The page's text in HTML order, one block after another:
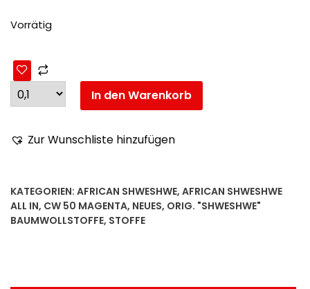
Vorrätig
In den Warenkorb
Zur Wunschliste hinzufügen
KATEGORIEN: AFRICAN SHWESHWE, AFRICAN SHWESHWE
ALL IN, CW 50 MAGENTA, NEUES, ORIG. "SHWESHWE"
BAUMWOLLSTOFFE, STOFFE